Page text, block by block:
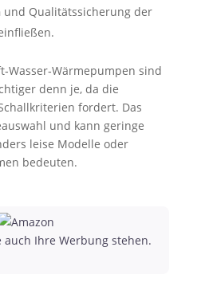
und Qualitätssicherung der
sind
denn je, da die
fordert. Das
und kann geringe
leise Modelle oder
bedeuten.
Ihre Werbung stehen.